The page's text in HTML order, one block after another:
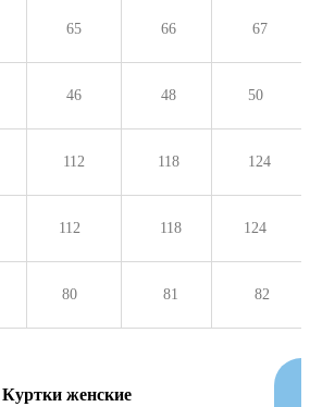
65 66 67
46 48 50
112 118 124
112 118 124
80 81 82
Куртки женские